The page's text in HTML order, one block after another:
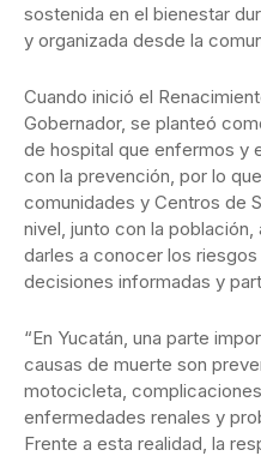
sostenida en el bienestar
y organizada desde la
Cuando inició el
Gobernador, se planteó
de hospital que enfermos y
con la prevención, por lo
comunidades y Centros de
nivel, junto con la
darles a conocer los
decisiones informadas y
“En Yucatán, una parte
causas de muerte son
motocicleta,
enfermedades renales y
Frente a esta realidad, la